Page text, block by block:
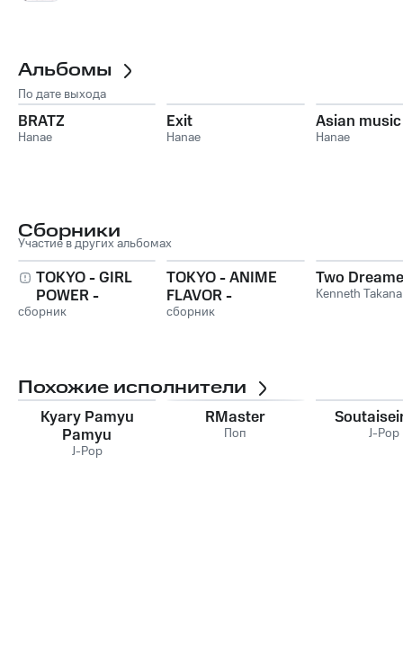
Альбомы
По дате выхода
BRATZ
Hanae
Exit
Hanae
Asian music
Hanae
Сборники
Участие в других альбомах
TOKYO - GIRL
POWER -
сборник
TOKYO - ANIME
FLAVOR -
сборник
Two
Kenneth
Похожие исполнители
Kyary Pamyu
Pamyu
J-Pop
RMaster
Поп J-Pop